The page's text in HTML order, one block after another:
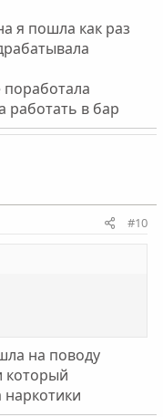
я пошла как раз
в бар
#10
на поводу
который